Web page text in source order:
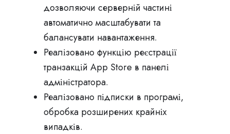
дозволяючи серверній частині
автоматично масштабувати та
балансувати навантаження.
Реалізовано функцію реєстрації
транзакцій App Store в панелі
адміністратора.
Реалізовано підписки в програмі,
обробка розширених крайніх
випадків.